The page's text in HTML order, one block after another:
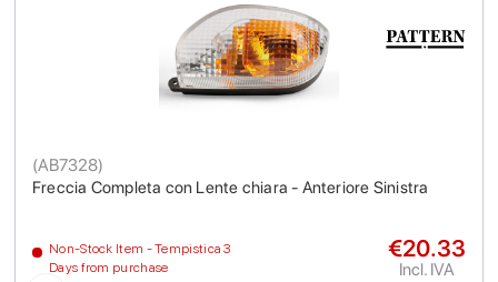
Freccia Completa con Lente chiara - Anteriore Sinistra
(AB7328)
Non-Stock Item - Tempistica 3
Days from purchase
€20.33
Incl. IVA